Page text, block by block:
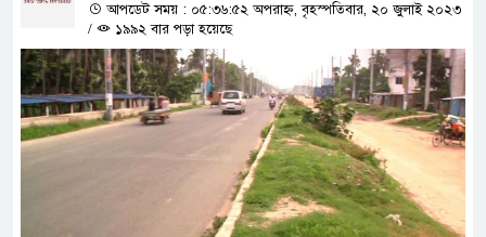
আপডেট সময় : ০৫:৩৬:৫২ অপরাহ্ন, বৃহস্পতিবার, ২০ জুলাই ২০২৩
/
১৯৯২ বার পড়া হয়েছে